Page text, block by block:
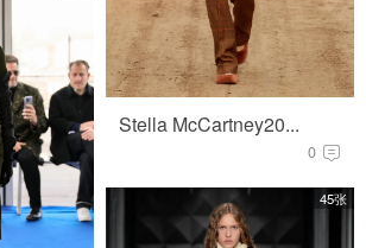
Stella McCartney20...
0
45张